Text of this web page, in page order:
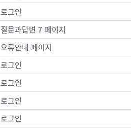
로그인
질문과답변 7 페이지
오류안내 페이지
로그인
로그인
로그인
로그인